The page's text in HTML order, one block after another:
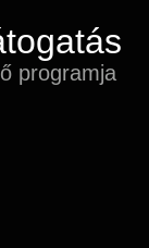
programja